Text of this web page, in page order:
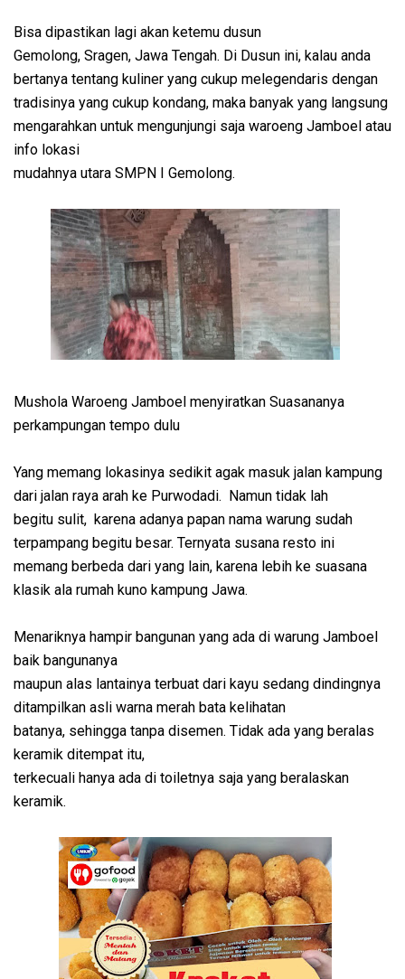
Bisa dipastikan lagi akan ketemu dusun
Gemolong, Sragen, Jawa Tengah. Di Dusun ini, kalau anda
bertanya tentang kuliner yang cukup melegendaris dengan
tradisinya yang cukup kondang, maka banyak yang langsung
mengarahkan untuk mengunjungi saja waroeng Jamboel atau
info lokasi
mudahnya utara SMPN I Gemolong.
Mushola Waroeng Jamboel menyiratkan Suasananya
perkampungan tempo dulu
Yang memang lokasinya sedikit agak masuk jalan kampung
dari jalan raya arah ke Purwodadi. Namun tidak lah
begitu sulit, karena adanya papan nama warung sudah
terpampang begitu besar. Ternyata susana resto ini
memang berbeda dari yang lain, karena lebih ke suasana
klasik ala rumah kuno kampung Jawa.
Menariknya hampir bangunan yang ada di warung Jamboel
baik bangunanya
maupun alas lantainya terbuat dari kayu sedang dindingnya
ditampilkan asli warna merah bata kelihatan
batanya, sehingga tanpa disemen. Tidak ada yang beralas
keramik ditempat itu,
terkecuali hanya ada di toiletnya saja yang beralaskan
keramik.